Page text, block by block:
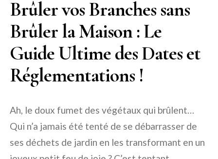
Brûler vos Branches sans
Brûler la Maison : Le
Guide Ultime des Dates et
Réglementations !
Ah, le doux fumet des végétaux qui brûlent…
Qui n’a jamais été tenté de se débarrasser de
ses déchets de jardin en les transformant en un